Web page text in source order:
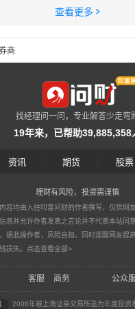
查看更多
商
找经理问一问，专业解答少走弯
19年来，已帮助39,885,358
资讯 期货 股票
理财有风险，投资需谨慎
容均由入驻叩富问财的作者撰写，仅供网
息并允许作者发表之言论并不代表本站同
据此操作者，风险自担。同时提醒网友提
损失。 点击查看全部>
客服 商务 公众
2008年被上海证券交易所选为年度投资